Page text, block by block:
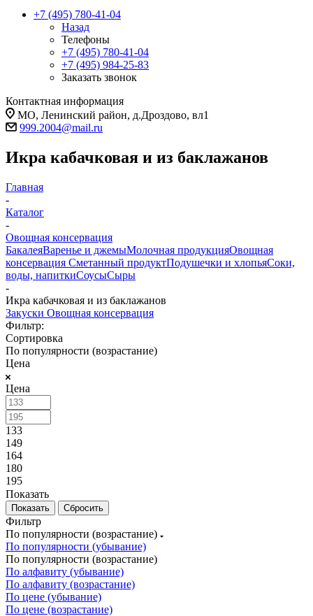
+7 (495) 780-41-04
Назад
Телефоны
+7 (495) 780-41-04
+7 (495) 984-25-83
Заказать звонок
Контактная информация
МО, Ленинский район, д.Дроздово, вл1
999.2004@mail.ru
Икра кабачковая и из баклажанов
Главная
-
Каталог
-
Овощная консервация
БакалеяВаренье и джемыМолочная продукцияОвощная
консервация Сметанный продуктПодушечки и хлопьяСоки,
воды, напиткиСоусыСыры
-
Икра кабачковая и из баклажанов
Закуски Овощная консервация
Фильтр:
Сортировка
По популярности (возрастание)
Цена
Цена
133
149
164
180
195
Показать
Сбросить
Фильтр
По популярности (возрастание)
По популярности (убывание)
По популярности (возрастание)
По алфавиту (убывание)
По алфавиту (возрастание)
По цене (убывание)
По цене (возрастание)